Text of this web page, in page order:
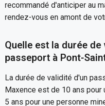
recommandé d'anticiper au
rendez-vous en amont de
Quelle est la durée
passeport à Pont-
La durée de validité d'un
Maxence est de 10 ans pour
5 ans pour une personne